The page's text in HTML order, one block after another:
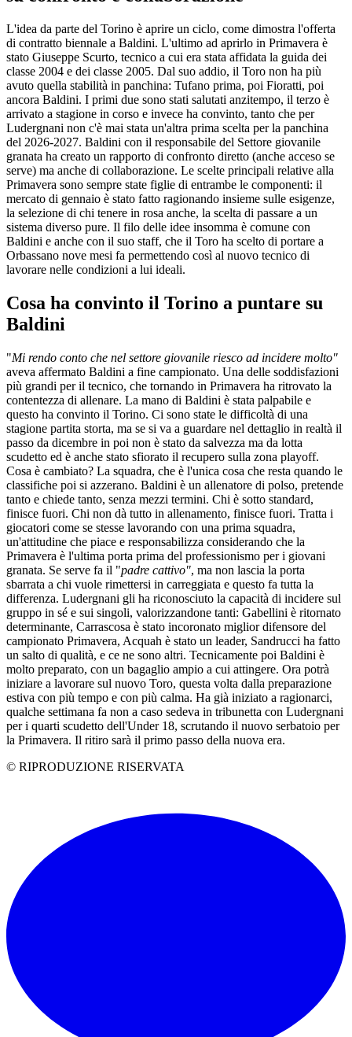
L'idea da parte del Torino è aprire un ciclo, come dimostra l'offerta
di contratto biennale a Baldini. L'ultimo ad aprirlo in Primavera è
stato Giuseppe Scurto, tecnico a cui era stata affidata la guida dei
classe 2004 e dei classe 2005. Dal suo addio, il Toro non ha più
avuto quella stabilità in panchina: Tufano prima, poi Fioratti, poi
ancora Baldini. I primi due sono stati salutati anzitempo, il terzo è
arrivato a stagione in corso e invece ha convinto, tanto che per
Ludergnani non c'è mai stata un'altra prima scelta per la panchina
del 2026-2027. Baldini con il responsabile del Settore giovanile
granata ha creato un rapporto di confronto diretto (anche acceso se
serve) ma anche di collaborazione. Le scelte principali relative alla
Primavera sono sempre state figlie di entrambe le componenti: il
mercato di gennaio è stato fatto ragionando insieme sulle esigenze,
la selezione di chi tenere in rosa anche, la scelta di passare a un
sistema diverso pure. Il filo delle idee insomma è comune con
Baldini e anche con il suo staff, che il Toro ha scelto di portare a
Orbassano nove mesi fa permettendo così al nuovo tecnico di
lavorare nelle condizioni a lui ideali.
Cosa ha convinto il Torino a puntare su
Baldini
"Mi rendo conto che nel settore giovanile riesco ad incidere molto"
aveva affermato Baldini a fine campionato. Una delle soddisfazioni
più grandi per il tecnico, che tornando in Primavera ha ritrovato la
contentezza di allenare. La mano di Baldini è stata palpabile e
questo ha convinto il Torino. Ci sono state le difficoltà di una
stagione partita storta, ma se si va a guardare nel dettaglio in realtà il
passo da dicembre in poi non è stato da salvezza ma da lotta
scudetto ed è anche stato sfiorato il recupero sulla zona playoff.
Cosa è cambiato? La squadra, che è l'unica cosa che resta quando le
classifiche poi si azzerano. Baldini è un allenatore di polso, pretende
tanto e chiede tanto, senza mezzi termini. Chi è sotto standard,
finisce fuori. Chi non dà tutto in allenamento, finisce fuori. Tratta i
giocatori come se stesse lavorando con una prima squadra,
un'attitudine che piace e responsabilizza considerando che la
Primavera è l'ultima porta prima del professionismo per i giovani
granata. Se serve fa il "padre cattivo", ma non lascia la porta
sbarrata a chi vuole rimettersi in carreggiata e questo fa tutta la
differenza. Ludergnani gli ha riconosciuto la capacità di incidere sul
gruppo in sé e sui singoli, valorizzandone tanti: Gabellini è ritornato
determinante, Carrascosa è stato incoronato miglior difensore del
campionato Primavera, Acquah è stato un leader, Sandrucci ha fatto
un salto di qualità, e ce ne sono altri. Tecnicamente poi Baldini è
molto preparato, con un bagaglio ampio a cui attingere. Ora potrà
iniziare a lavorare sul nuovo Toro, questa volta dalla preparazione
estiva con più tempo e con più calma. Ha già iniziato a ragionarci,
qualche settimana fa non a caso sedeva in tribunetta con Ludergnani
per i quarti scudetto dell'Under 18, scrutando il nuovo serbatoio per
la Primavera. Il ritiro sarà il primo passo della nuova era.
© RIPRODUZIONE RISERVATA